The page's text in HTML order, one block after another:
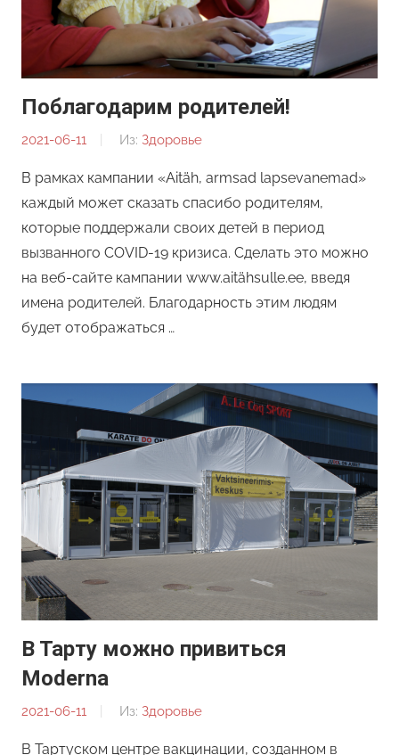
Поблагодарим родителей!
2021-06-11
От:
Из: Здоровье
В рамках кампании «Aitäh, armsad lapsevanemad»
каждый может сказать спасибо родителям,
которые поддержали своих детей в период
вызванного COVID-19 кризиса. Сделать это можно
на веб-сайте кампании www.aitähsulle.ee, введя
имена родителей. Благодарность этим людям
будет отображаться …
В Тарту можно привиться
Moderna
2021-06-11
От:
Из: Здоровье
В Тартуском центре вакцинации, созданном в